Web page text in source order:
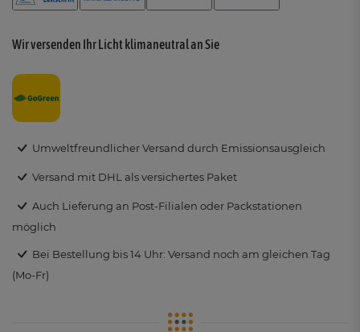
Wir versenden Ihr Licht klimaneutral an Sie
Umweltfreundlicher Versand durch Emissionsausgleich
Versand mit DHL als versichertes Paket
Auch Lieferung an Post-Filialen oder Packstationen
möglich
Bei Bestellung bis 14 Uhr: Versand noch am gleichen Tag
(Mo-Fr)